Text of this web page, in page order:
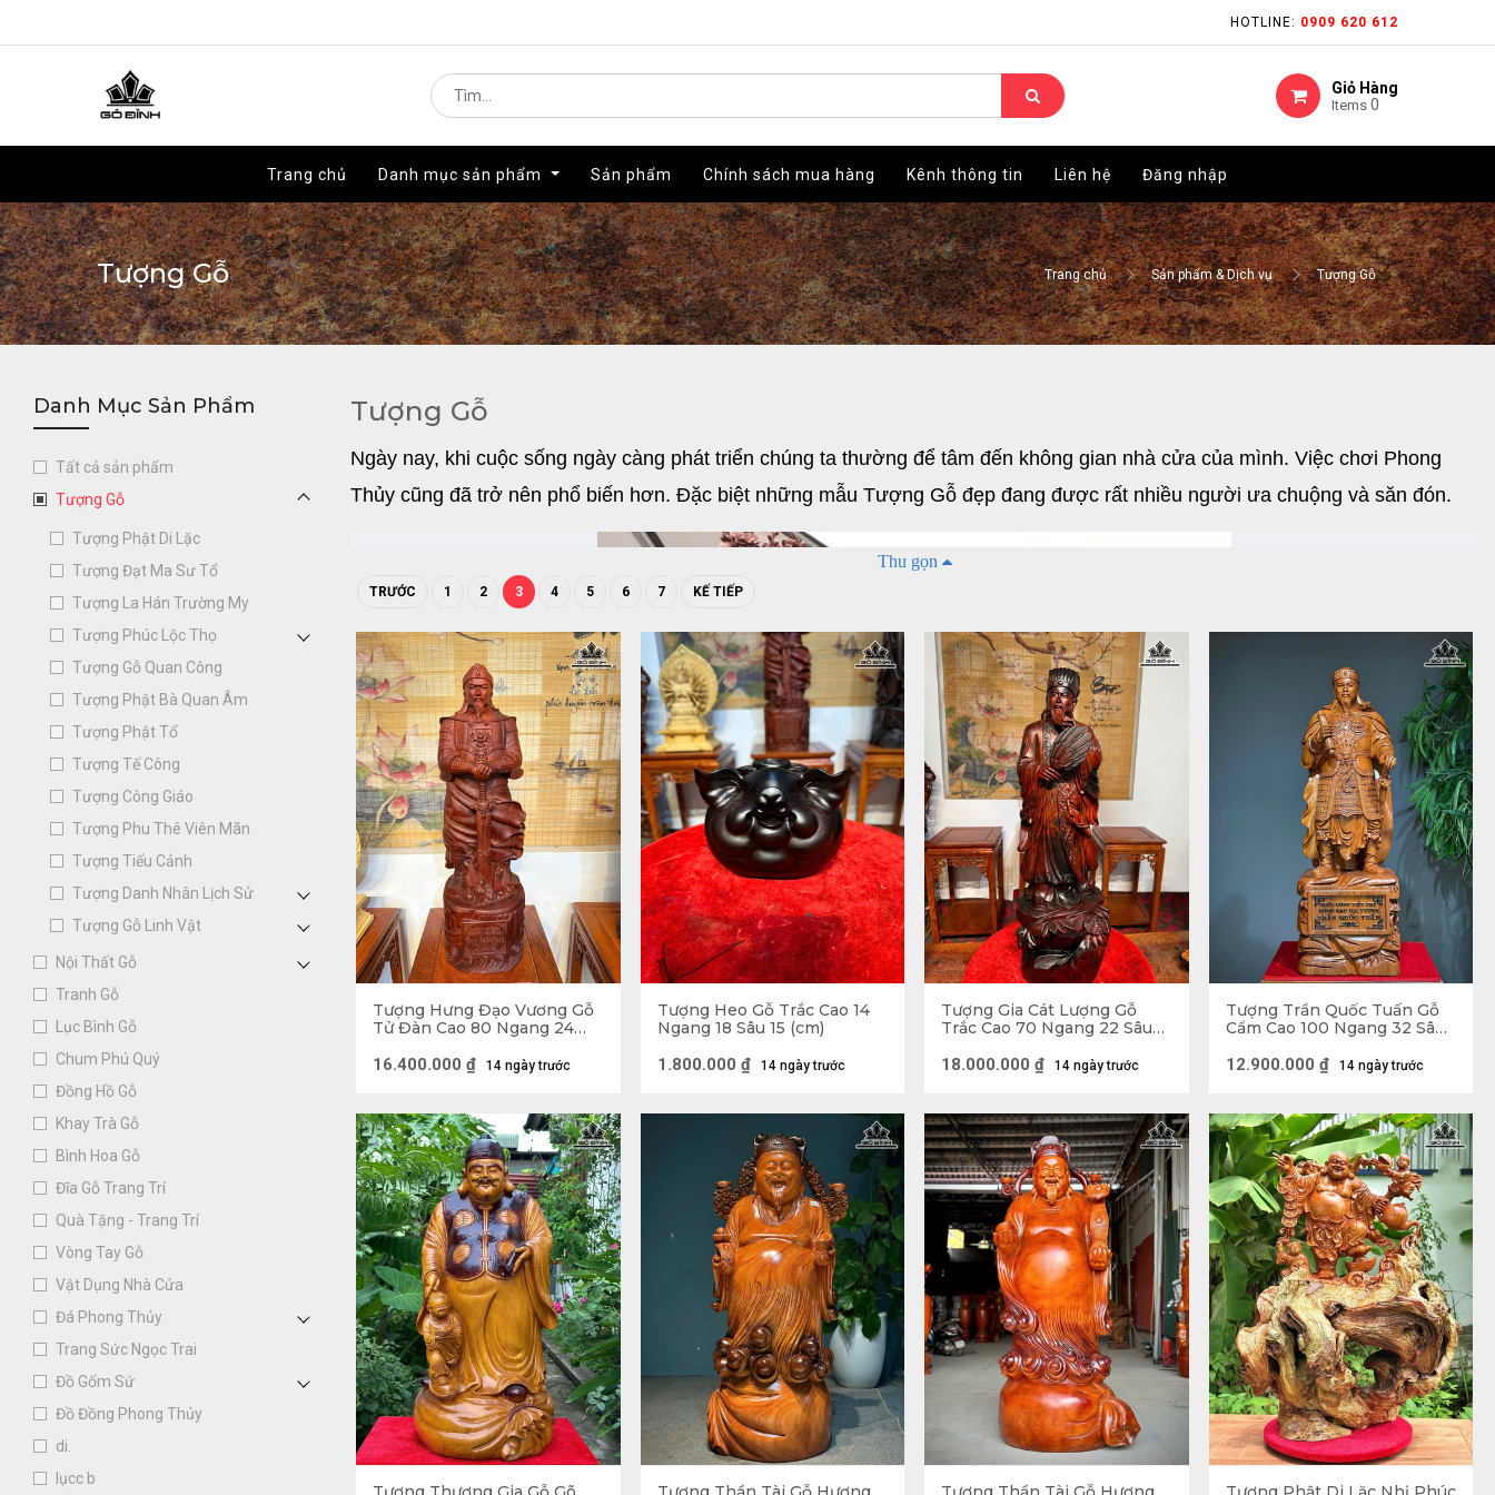
HOTLINE: 0909 620 612
Giỏ Hàng
Items 0
Trang chủ Danh mục sản phẩm Sản phẩm Chính sách mua hàng Kênh thông tin Liên hệ Đăng nhập
HOTLINE: 0909 620 612
Giỏ Hàng
Items 0
Trang chủ Danh mục sản phẩm Sản phẩm Chính sách mua hàng Kênh thông tin Liên hệ Đăng nhập
Tượng Gỗ Trang chủ Sản phẩm & Dịch vụ Tượng Gỗ
Danh Mục Sản Phẩm
Tất cả sản phẩm
Tượng Gỗ
Tượng Phật Di Lặc
Tượng Đạt Ma Sư Tổ
Tượng La Hán Trường My
Tượng Phúc Lộc Thọ
Tượng Gỗ Quan Công
Tượng Phật Bà Quan Âm
Tượng Phật Tổ
Tượng Tế Công
Tượng Công Giáo
Tượng Phu Thê Viên Mãn
Tượng Tiểu Cảnh
Tượng Danh Nhân Lịch Sử
Tượng Gỗ Linh Vật
Nội Thất Gỗ
Tranh Gỗ
Lục Bình Gỗ
Chum Phú Quý
Đồng Hồ Gỗ
Khay Trà Gỗ
Bình Hoa Gỗ
Đĩa Gỗ Trang Trí
Quà Tặng - Trang Trí
Vòng Tay Gỗ
Vật Dụng Nhà Cửa
Đá Phong Thủy
Trang Sức Ngọc Trai
Đồ Gốm Sứ
Đồ Đồng Phong Thủy
di.
lụcc b
Tượng Gỗ
Ngày nay, khi cuộc sống ngày càng phát triển chúng ta thường để tâm đến không gian nhà cửa của mình. Việc chơi Phong
Thủy cũng đã trở nên phổ biến hơn. Đặc biệt những mẫu Tượng Gỗ đẹp đang được rất nhiều người ưa chuộng và săn đón.
Tượng gỗ Phật Di Lặc
Tượng Gỗ là gì?
Thu gọn
TRƯỚC 1 2 3 4 5 6 7 KẾ TIẾP
Tượng Hưng Đạo Vương Gỗ
Tử Đàn Cao 80 Ngang 24
14 ngày trước
16.400.000 ₫
Tượng Heo Gỗ Trắc Cao 14
Ngang 18 Sâu 15 (cm)
14 ngày trước
1.800.000 ₫
Tượng Gia Cát Lượng Gỗ
Trắc Cao 70 Ngang 22 Sâu
14 ngày trước
18.000.000 ₫
Tượng Trần Quốc Tuấn Gỗ
Cẩm Cao 100 Ngang 32 Sâu
14 ngày trước
12.900.000 ₫